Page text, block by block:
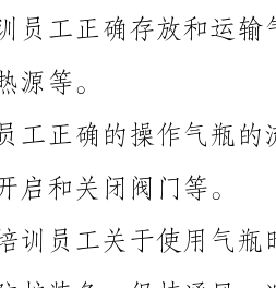
6.紧急情况处理：培训员工在气瓶意外事故或泄漏情况发生
时的紧急处理方法，包括报警、撤离、使用灭火器等。
正确连接和中断气瓶、正确的开启和关闭阀门等。